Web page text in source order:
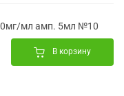
мл амп. 5мл №10
В корзину